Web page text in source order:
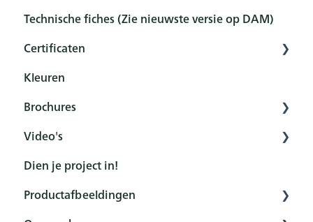
Tools
Sets
Voorbehandeling
Bescherming
Onderhoud en reiniging
Nabehandeling
FAQ
Voorbehandeling
Bescherming
Onderhoud en reiniging
FAQ
Technische fiches (Zie nieuwste versie op DAM)
Certificaten
Overzicht
Certificaten
Kleuren
Brochures
Algemeen
Product
Kleurenkaarten
Video's
Rubio Monocoat YouTubekanaal
How to - Interior bescherming
Dien je project in!
Productafbeeldingen